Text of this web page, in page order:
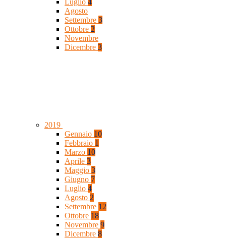
Luglio 4
Agosto
Settembre 3
Ottobre 2
Novembre
Dicembre 3
2019
Gennaio 10
Febbraio 1
Marzo 10
Aprile 3
Maggio 3
Giugno 7
Luglio 4
Agosto 2
Settembre 12
Ottobre 18
Novembre 9
Dicembre 8